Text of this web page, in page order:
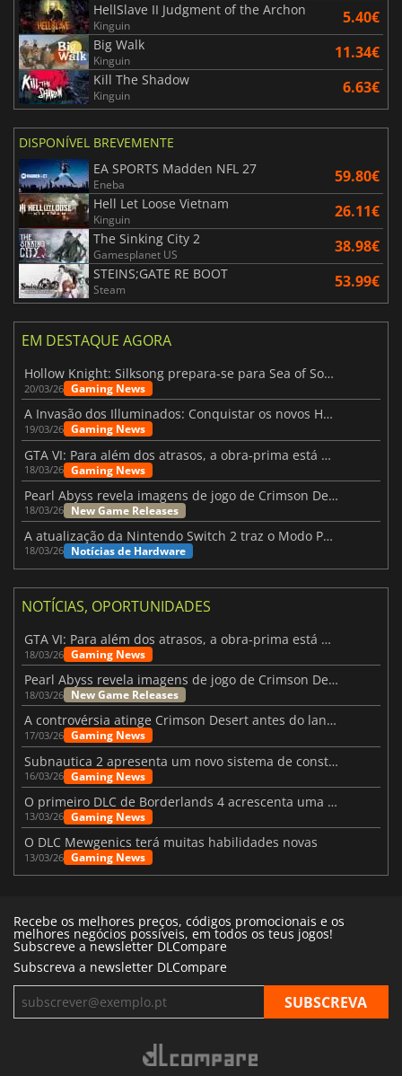
HellSlave II Judgment of the Archon
Kinguin 5.40€
Big Walk
Kinguin 11.34€
Kill The Shadow
Kinguin 6.63€
DISPONÍVEL BREVEMENTE
EA SPORTS Madden NFL 27
Eneba 59.80€
Hell Let Loose Vietnam
Kinguin 26.11€
The Sinking City 2
Gamesplanet US 38.98€
STEINS;GATE RE BOOT
Steam 53.99€
EM DESTAQUE AGORA
Hollow Knight: Silksong prepara-se para Sea of Sorrow com um patch
20/03/26 Gaming News
A Invasão dos Illuminados: Conquistar os novos Helldivers 2 Atualização!
19/03/26 Gaming News
GTA VI: Para além dos atrasos, a obra-prima está quase a chegar
18/03/26 Gaming News
Pearl Abyss revela imagens de jogo de Crimson Desert para a PS5
18/03/26 New Game Releases
A atualização da Nintendo Switch 2 traz o Modo Portátil aos jogos mais antigos da Switch
18/03/26 Notícias de Hardware
NOTÍCIAS, OPORTUNIDADES
GTA VI: Para além dos atrasos, a obra-prima está quase a chegar
18/03/26 Gaming News
Pearl Abyss revela imagens de jogo de Crimson Desert para a PS5
18/03/26 New Game Releases
A controvérsia atinge Crimson Desert antes do lançamento
17/03/26 Gaming News
Subnautica 2 apresenta um novo sistema de construção de bases
16/03/26 Gaming News
O primeiro DLC de Borderlands 4 acrescenta uma nova personagem e muito mais
13/03/26 Gaming News
O DLC Mewgenics terá muitas habilidades novas
13/03/26 Gaming News
Recebe os melhores preços, códigos promocionais e os
melhores negócios possíveis, em todos os teus jogos!
Subscreve a newsletter DLCompare
Subscreva a newsletter DLCompare